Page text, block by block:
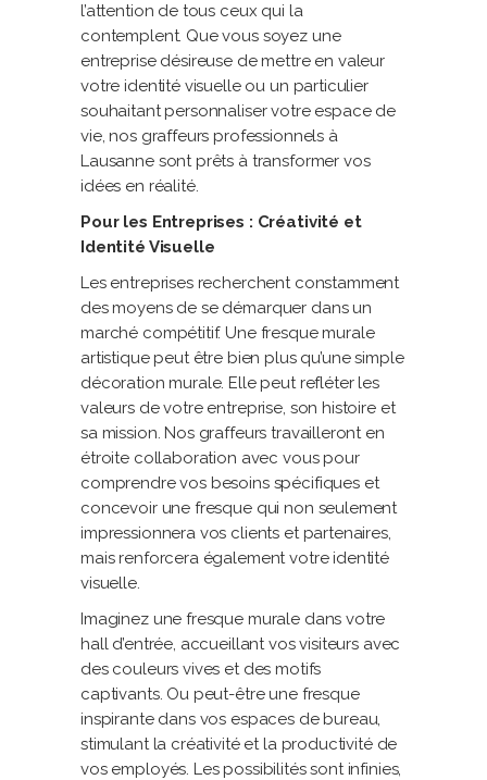
l’attention de tous ceux qui la
contemplent. Que vous soyez une
entreprise désireuse de mettre en valeur
votre identité visuelle ou un particulier
souhaitant personnaliser votre espace de
vie, nos graffeurs professionnels à
Lausanne sont prêts à transformer vos
idées en réalité.
Pour les Entreprises : Créativité et
Identité Visuelle
Les entreprises recherchent constamment
des moyens de se démarquer dans un
marché compétitif. Une fresque murale
artistique peut être bien plus qu’une simple
décoration murale. Elle peut refléter les
valeurs de votre entreprise, son histoire et
sa mission. Nos graffeurs travailleront en
étroite collaboration avec vous pour
comprendre vos besoins spécifiques et
concevoir une fresque qui non seulement
impressionnera vos clients et partenaires,
mais renforcera également votre identité
visuelle.
Imaginez une fresque murale dans votre
hall d’entrée, accueillant vos visiteurs avec
des couleurs vives et des motifs
captivants. Ou peut-être une fresque
inspirante dans vos espaces de bureau,
stimulant la créativité et la productivité de
vos employés. Les possibilités sont infinies,